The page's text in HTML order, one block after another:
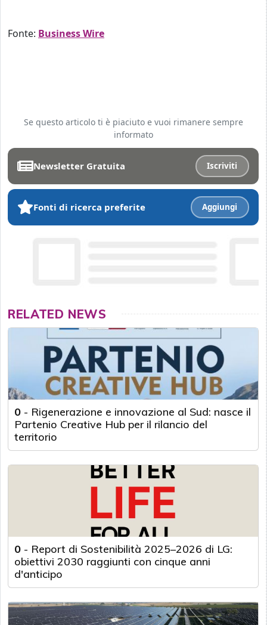
Fonte: Business Wire
Se questo articolo ti è piaciuto e vuoi rimanere sempre
informato
Newsletter Gratuita Iscriviti
Fonti di ricerca preferite Aggiungi
RELATED NEWS
0 - Rigenerazione e innovazione al Sud: nasce il
Partenio Creative Hub per il rilancio del
territorio
0 - Report di Sostenibilità 2025–2026 di LG:
obiettivi 2030 raggiunti con cinque anni
d'anticipo